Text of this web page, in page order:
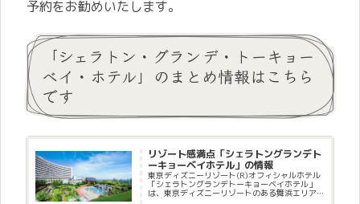
予約をお勧めいたします。
「シェラトン・グランデ・トーキョー
ベイ・ホテル」のまとめ情報はこちら
です
リゾート感満点「シェラトングランデト
ーキョーベイホテル」の情報
東京ディズニーリゾート(R)オフィシャルホテル
「シェラトングランデトーキョーベイホテル」
は、東京ディズニーリゾートのある舞浜エリア